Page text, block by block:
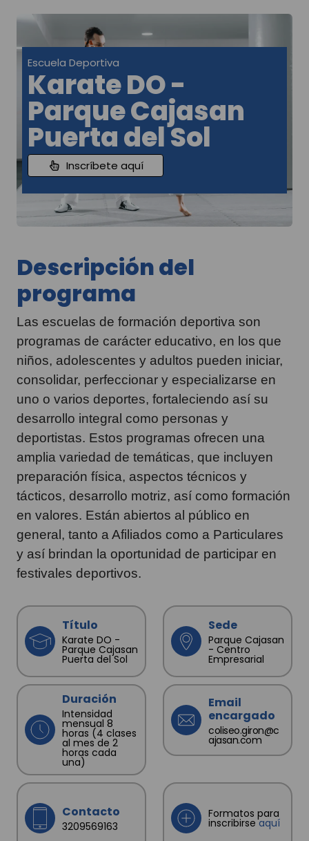
Escuela Deportiva
Karate DO -
Parque Cajasan
Puerta del Sol
Inscríbete aquí
Descripción del
programa
Las escuelas de formación deportiva son
programas de carácter educativo, en los que
niños, adolescentes y adultos pueden iniciar,
consolidar, perfeccionar y especializarse en
uno o varios deportes, fortaleciendo así su
desarrollo integral como personas y
deportistas. Estos programas ofrecen una
amplia variedad de temáticas, que incluyen
preparación física, aspectos técnicos y
tácticos, desarrollo motriz, así como formación
en valores. Están abiertos al público en
general, tanto a Afiliados como a Particulares
y así brindan la oportunidad de participar en
festivales deportivos.
Título
Karate DO -
Parque Cajasan
Puerta del Sol
Sede
Parque Cajasan
- Centro
Empresarial
Duración
Intensidad
mensual 8
horas (4 clases
al mes de 2
horas cada
una)
Email
encargado
coliseo.giron@c
ajasan.com
Contacto
3209569163
Formatos para
inscribirseaquí